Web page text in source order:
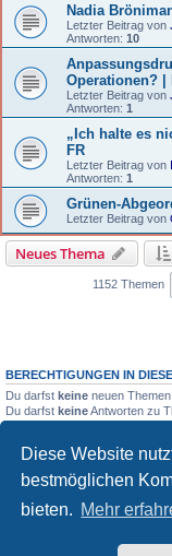
Diese Website
bestmöglichen
bieten. Mehr
Nadia
Letzter Beitrag von
Antworten: 10
Operationen? |
Letzter Beitrag von
Antworten: 1
„Ich halte es
FR
Letzter Beitrag von
Antworten: 1
Grünen-
Letzter Beitrag von
Neues Thema
1152 Themen
BERECHTIGUNGEN IN
Du darfst keine neuen
Du darfst keineAntworten zu
Du darfstkeineDateianhänge
Portal Foren-